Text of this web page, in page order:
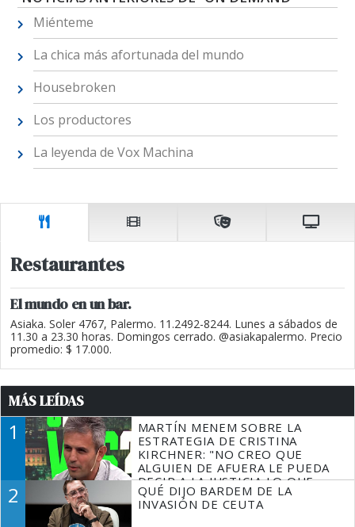
Miénteme
La chica más afortunada del mundo
Housebroken
Los productores
La leyenda de Vox Machina
Restaurantes
El mundo en un bar.
Asiaka. Soler 4767, Palermo. 11.2492-8244. Lunes a sábados de
11.30 a 23.30 horas. Domingos cerrado. @asiakapalermo. Precio
promedio: $ 17.000.
MÁS LEÍDAS
1
MARTÍN MENEM SOBRE LA
ESTRATEGIA DE CRISTINA
KIRCHNER: "NO CREO QUE
ALGUIEN DE AFUERA LE PUEDA
DECIR A LA JUSTICIA LO QUE
TIENE QUE HACER"
2
QUÉ DIJO BARDEM DE LA
INVASIÓN DE CEUTA